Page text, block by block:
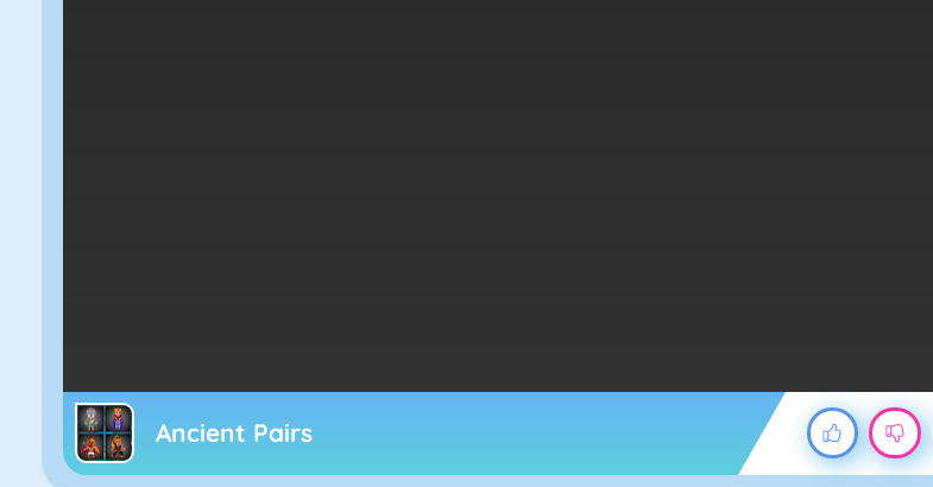
Ancient Pairs